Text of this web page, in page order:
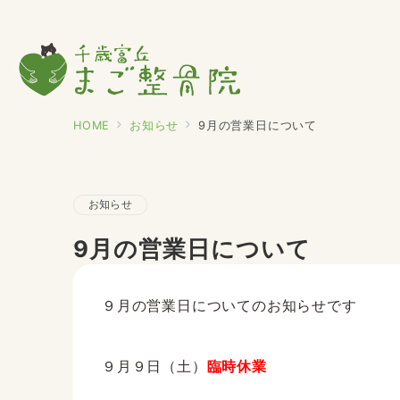
HOME お知らせ 9月の営業日について
お知らせ
9月の営業日について
９月の営業日についてのお知らせです
９月９日（土） 臨時休業